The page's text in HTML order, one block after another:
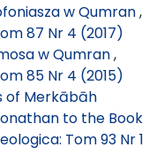
w Qumran,
87 Nr 4 (2017)
w Qumran,
85 Nr 4 (2015)
of Merkābāh
to the Book
Tom 93 Nr 1